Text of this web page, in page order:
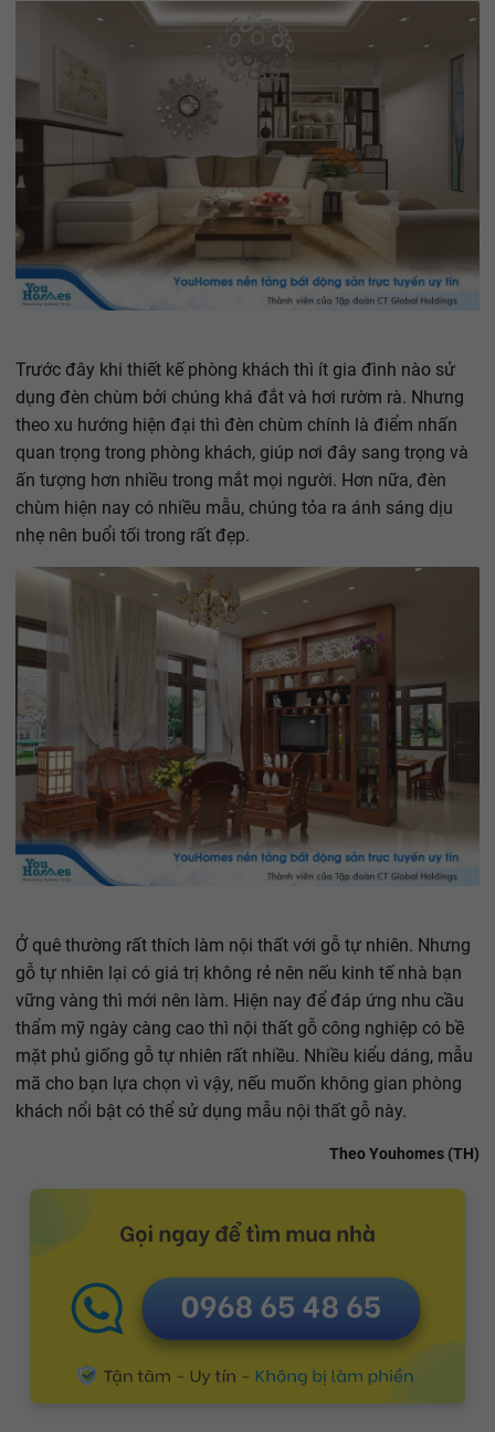
Trước đây khi thiết kế phòng khách thì ít gia đình nào sử
dụng đèn chùm bởi chúng khá đắt và hơi rườm rà. Nhưng
theo xu hướng hiện đại thì đèn chùm chính là điểm nhấn
quan trọng trong phòng khách, giúp nơi đây sang trọng và
ấn tượng hơn nhiều trong mắt mọi người. Hơn nữa, đèn
chùm hiện nay có nhiều mẫu, chúng tỏa ra ánh sáng dịu
nhẹ nên buổi tối trong rất đẹp.
Ở quê thường rất thích làm nội thất với gỗ tự nhiên. Nhưng
gỗ tự nhiên lại có giá trị không rẻ nên nếu kinh tế nhà bạn
vững vàng thì mới nên làm. Hiện nay để đáp ứng nhu cầu
thẩm mỹ ngày càng cao thì nội thất gỗ công nghiệp có bề
mặt phủ giống gỗ tự nhiên rất nhiều. Nhiều kiểu dáng, mẫu
mã cho bạn lựa chọn vì vậy, nếu muốn không gian phòng
khách nổi bật có thể sử dụng mẫu nội thất gỗ này.
Theo Youhomes (TH)